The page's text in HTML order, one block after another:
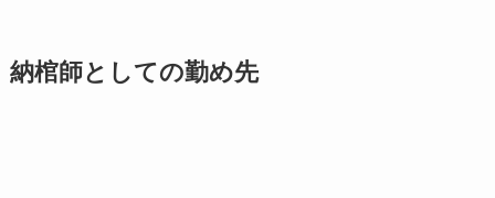
納棺師としての勤め先